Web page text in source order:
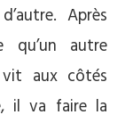
Après
qu’un autre
aux côtés
il va faire la